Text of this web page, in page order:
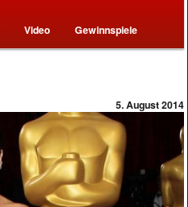
Video Gewinnspiele
5. August 2014